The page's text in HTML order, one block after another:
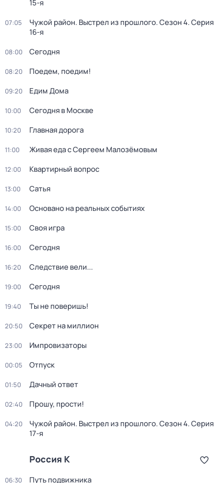
15-я
07:05 Чужой район. Выстрел из прошлого. Сезон 4. Серия
16-я
08:00 Сегодня
08:20 Поедем, поедим!
09:20 Едим Дома
10:00 Сегодня в Москве
10:20 Главная дорога
11:00 Живая еда с Сергеем Малозёмовым
12:00 Квартирный вопрос
13:00 Сатья
14:00 Основано на реальных событиях
15:00 Своя игра
16:00 Сегодня
16:20 Следствие вели...
19:00 Сегодня
19:40 Ты не поверишь!
20:50 Секрет на миллион
23:00 Импровизаторы
00:05 Отпуск
01:50 Дачный ответ
02:40 Прошу, прости!
04:20 Чужой район. Выстрел из прошлого. Сезон 4. Серия
17-я
Россия К
06:30 Путь подвижника